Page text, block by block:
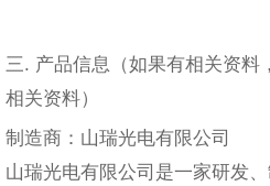
三. 产品信息（如果有相关资料
相关资料）
制造商：山瑞光电有限公司
山瑞光电有限公司是一家研发